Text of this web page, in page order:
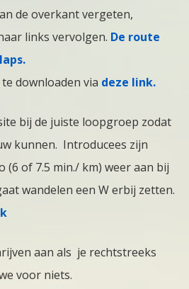
de overkant vergeten,
links vervolgen. De route
downloaden via deze link.
bij de juiste loopgroep zodat
kunnen. Introducees zijn
(6 of 7.5 min./ km) weer aan bij
wandelen een W erbij zetten.
aan als je rechtstreeks
voor niets.